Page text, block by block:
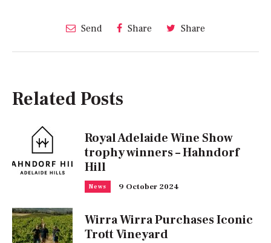
Send Share Share
Related Posts
Royal Adelaide Wine Show
trophy winners – Hahndorf
Hill
News 9 October 2024
Wirra Wirra Purchases Iconic
Trott Vineyard